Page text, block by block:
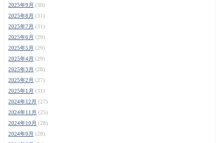
2025年9月 (30)
2025年8月 (31)
2025年7月 (31)
2025年6月 (29)
2025年5月 (29)
2025年4月 (29)
2025年3月 (28)
2025年2月 (27)
2025年1月 (31)
2024年12月 (27)
2024年11月 (25)
2024年10月 (28)
2024年9月 (28)